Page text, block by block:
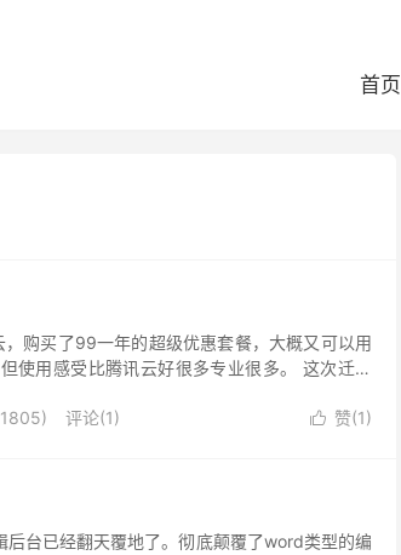
首页
购买了99一年的超级优惠套餐，大概又可以用
使用感受比腾讯云好很多专业很多。 这次迁移
 赞(1)
评论(1)
台已经翻天覆地了。彻底颠覆了word类型的编